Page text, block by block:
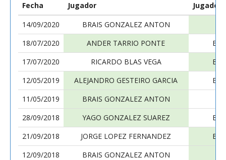
Fecha Jugador
Jugador
14/09/2020
BRAIS GONZALEZ ANTON
18/07/2020
ANDER TARRIO PONTE
17/07/2020
RICARDO BLAS VEGA
12/05/2019
ALEJANDRO GESTEIRO GARCIA
11/05/2019
BRAIS GONZALEZ ANTON
28/09/2018
YAGO GONZALEZ SUAREZ
21/09/2018
JORGE LOPEZ FERNANDEZ
12/09/2018
BRAIS GONZALEZ ANTON